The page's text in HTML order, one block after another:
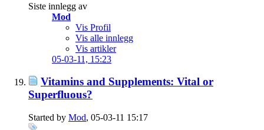
Siste innlegg av
Mod
Vis Profil
Vis alle innlegg
Vis artikler
05-03-11, 15:23
Vitamins and Supplements: Vital or
Superfluous?
Started by Mod, 05-03-11 15:17